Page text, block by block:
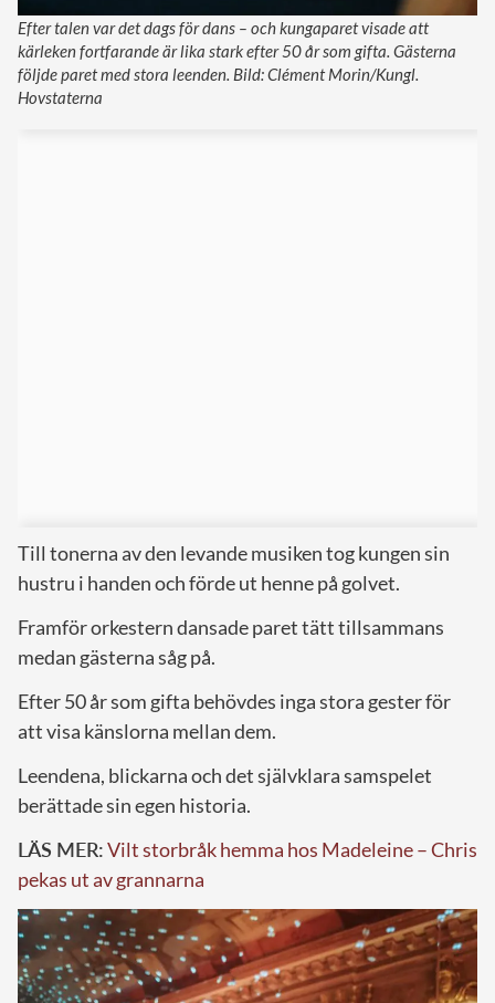
Efter talen var det dags för dans – och kungaparet visade att
kärleken fortfarande är lika stark efter 50 år som gifta. Gästerna
följde paret med stora leenden. Bild: Clément Morin/Kungl.
Hovstaterna
Till tonerna av den levande musiken tog kungen sin
hustru i handen och förde ut henne på golvet.
Framför orkestern dansade paret tätt tillsammans
medan gästerna såg på.
Efter 50 år som gifta behövdes inga stora gester för
att visa känslorna mellan dem.
Leendena, blickarna och det självklara samspelet
berättade sin egen historia.
LÄS MER:Vilt storbråk hemma hos Madeleine – Chris
pekas ut av grannarna